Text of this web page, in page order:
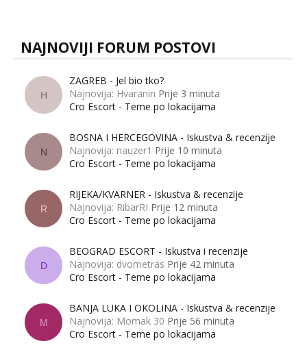
NAJNOVIJI FORUM POSTOVI
H
ZAGREB - Jel bio tko?
Najnovija: Hvaranin Prije 3 minuta
Cro Escort - Teme po lokacijama
N
BOSNA I HERCEGOVINA - Iskustva & recenzije
Najnovija: nauzer1 Prije 10 minuta
Cro Escort - Teme po lokacijama
R
RIJEKA/KVARNER - Iskustva & recenzije
Najnovija: RibarRI Prije 12 minuta
Cro Escort - Teme po lokacijama
D
BEOGRAD ESCORT - Iskustva i recenzije
Najnovija: dvometras Prije 42 minuta
Cro Escort - Teme po lokacijama
M
BANJA LUKA I OKOLINA - Iskustva & recenzije
Najnovija: Momak 30 Prije 56 minuta
Cro Escort - Teme po lokacijama